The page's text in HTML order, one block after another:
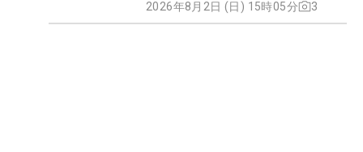
2026年8月2日 (日) 15時05分 3